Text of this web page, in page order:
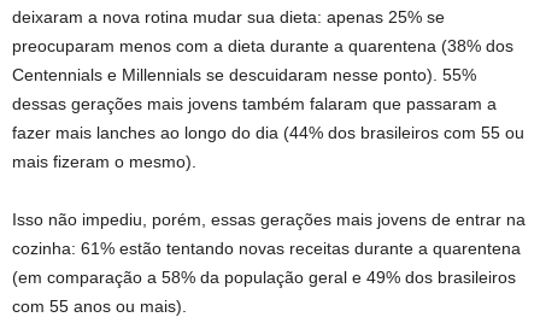
deixaram a nova rotina mudar sua dieta: apenas 25% se
preocuparam menos com a dieta durante a quarentena (38% dos
Centennials e Millennials se descuidaram nesse ponto). 55%
dessas gerações mais jovens também falaram que passaram a
fazer mais lanches ao longo do dia (44% dos brasileiros com 55 ou
mais fizeram o mesmo).
Isso não impediu, porém, essas gerações mais jovens de entrar na
cozinha: 61% estão tentando novas receitas durante a quarentena
(em comparação a 58% da população geral e 49% dos brasileiros
com 55 anos ou mais).